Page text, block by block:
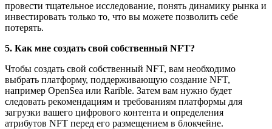
провести тщательное исследование, понять динамику рынка и
инвестировать только то, что вы можете позволить себе
потерять.
5. Как мне создать свой собственный NFT?
Чтобы создать свой собственный NFT, вам необходимо
выбрать платформу, поддерживающую создание NFT,
например OpenSea или Rarible. Затем вам нужно будет
следовать рекомендациям и требованиям платформы для
загрузки вашего цифрового контента и определения
атрибутов NFT перед его размещением в блокчейне.